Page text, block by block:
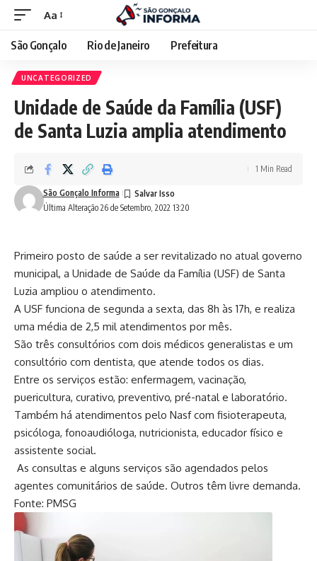
Aa
São Gonçalo Rio de Janeiro Prefeitura
UNCATEGORIZED
Unidade de Saúde da Família (USF)
de Santa Luzia amplia atendimento
Última Alteração 26 de Setembro, 2022 13:20
São Gonçalo Informa
1 Min Read
Primeiro posto de saúde a ser revitalizado no atual governo
municipal, a Unidade de Saúde da Família (USF) de Santa
Luzia ampliou o atendimento.
A USF funciona de segunda a sexta, das 8h às 17h, e realiza
uma média de 2,5 mil atendimentos por mês.
São três consultórios com dois médicos generalistas e um
consultório com dentista, que atende todos os dias.
Entre os serviços estão: enfermagem, vacinação,
puericultura, curativo, preventivo, pré-natal e laboratório.
Também há atendimentos pelo Nasf com fisioterapeuta,
psicóloga, fonoaudióloga, nutricionista, educador físico e
assistente social.
As consultas e alguns serviços são agendados pelos
agentes comunitários de saúde. Outros têm livre demanda.
Fonte: PMSG